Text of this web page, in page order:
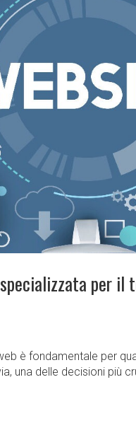
specializzata per
è fondamentale per
una delle decisioni più